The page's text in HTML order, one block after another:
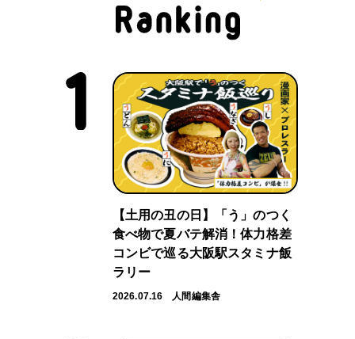
【土用の丑の日】「う」のつく
食べ物で夏バテ解消！体力格差
コンビで巡る大阪駅スタミナ飯
ラリー
2026.07.16 人間編集舎